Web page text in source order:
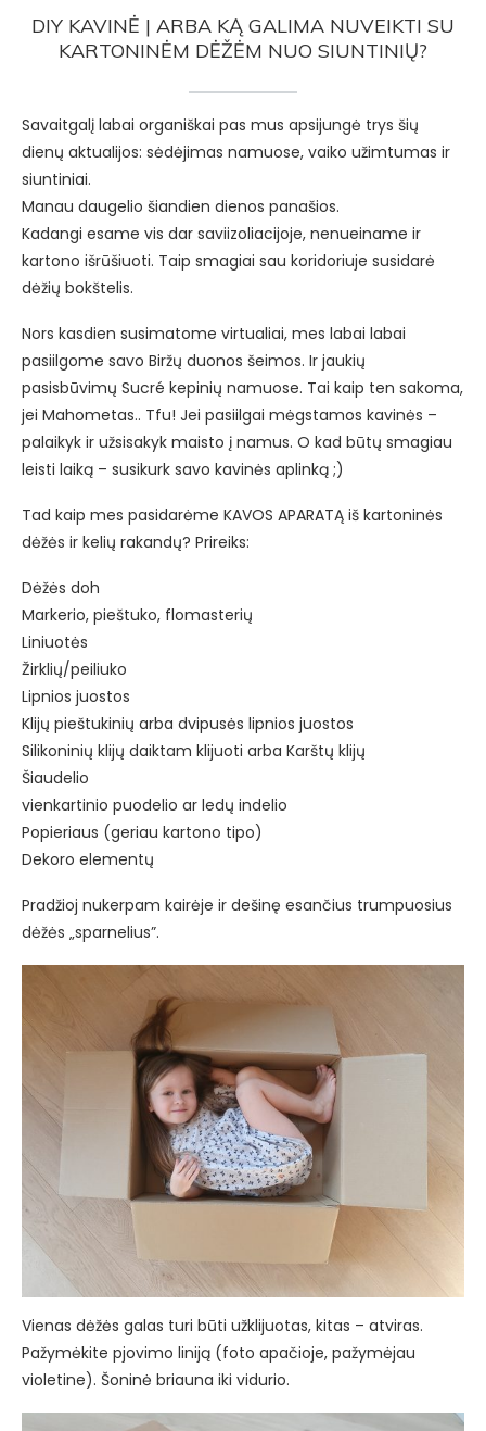
DIY KAVINĖ | ARBA KĄ GALIMA NUVEIKTI SU
KARTONINĖM DĖŽĖM NUO SIUNTINIŲ?
Savaitgalį labai organiškai pas mus apsijungė trys šių
dienų aktualijos: sėdėjimas namuose, vaiko užimtumas ir
siuntiniai.
Manau daugelio šiandien dienos panašios.
Kadangi esame vis dar saviizoliacijoje, nenueiname ir
kartono išrūšiuoti. Taip smagiai sau koridoriuje susidarė
dėžių bokštelis.
Nors kasdien susimatome virtualiai, mes labai labai
pasiilgome savo Biržų duonos šeimos. Ir jaukių
pasisbūvimų Sucré kepinių namuose. Tai kaip ten sakoma,
jei Mahometas.. Tfu! Jei pasiilgai mėgstamos kavinės –
palaikyk ir užsisakyk maisto į namus. O kad būtų smagiau
leisti laiką – susikurk savo kavinės aplinką ;)
Tad kaip mes pasidarėme KAVOS APARATĄ iš kartoninės
dėžės ir kelių rakandų? Prireiks:
Dėžės doh
Markerio, pieštuko, flomasterių
Liniuotės
Žirklių/peiliuko
Lipnios juostos
Klijų pieštukinių arba dvipusės lipnios juostos
Silikoninių klijų daiktam klijuoti arba Karštų klijų
Šiaudelio
vienkartinio puodelio ar ledų indelio
Popieriaus (geriau kartono tipo)
Dekoro elementų
Pradžioj nukerpam kairėje ir dešinę esančius trumpuosius
dėžės „sparnelius”.
Vienas dėžės galas turi būti užklijuotas, kitas – atviras.
Pažymėkite pjovimo liniją (foto apačioje, pažymėjau
violetine). Šoninė briauna iki vidurio.